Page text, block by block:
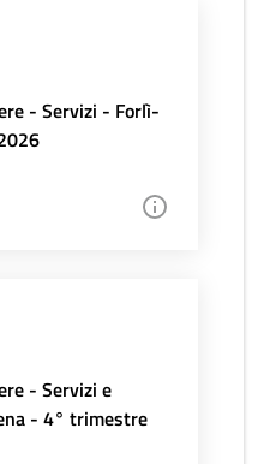
- Servizi - Forlì-
- Servizi e
- 4° trimestre